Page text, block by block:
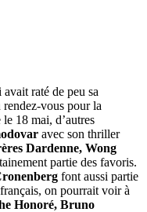
avait raté de peu sa
rendez-vous pour la
18 mai, d’autres
avec son thriller
Dardenne, Wong
partie des favoris.
font aussi partie
on pourrait voir à
Honoré, Bruno